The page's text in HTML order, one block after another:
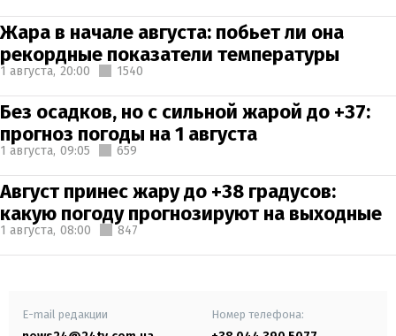
Жара в начале августа: побьет ли она
рекордные показатели температуры
1 августа, 20:00 1540
Без осадков, но с сильной жарой до +37:
прогноз погоды на 1 августа
1 августа, 09:05 659
Август принес жару до +38 градусов:
какую погоду прогнозируют на выходные
1 августа, 08:00 847
E-mail редакции Номер телефона: